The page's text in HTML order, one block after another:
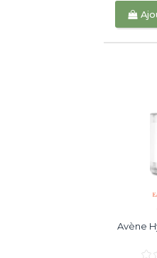
Avène